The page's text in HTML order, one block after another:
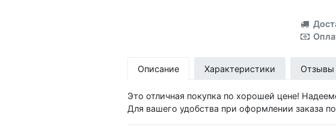
Описание Характеристики Отзывы
Это отличная покупка по хорошей цене!
Для вашего удобства при оформлении заказа